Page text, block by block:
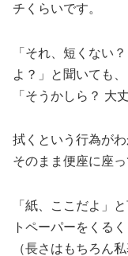
チくらいです。
「それ、短くない
よ？」と聞いても、
「そうかしら？ 大
拭くという行為が
そのまま便座に座
「紙、ここだよ」
トペーパーをくる
（長さはもちろん私